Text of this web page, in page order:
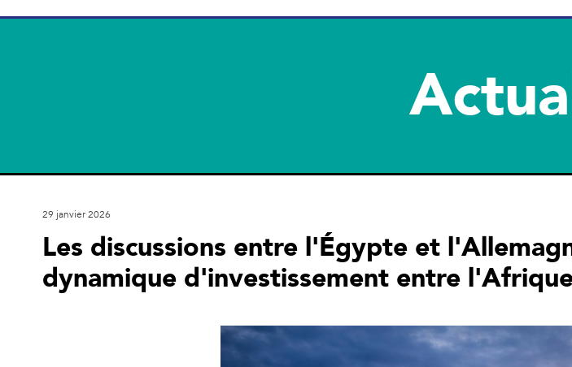
29 janvier 2026
Les discussions entre l'Égypte et
dynamique d'investissement entre